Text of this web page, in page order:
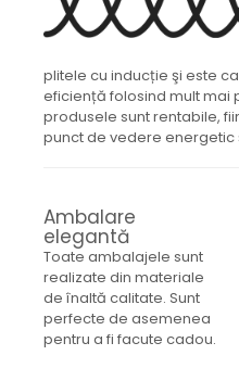
plitele cu inducție şi este
eficiență folosind mult mai
produsele sunt rentabile,
punct de vedere energetic
Ambalare
elegantă
Toate ambalajele sunt
realizate din materiale
de înaltă calitate. Sunt
perfecte de asemenea
pentru a fi facute cadou.